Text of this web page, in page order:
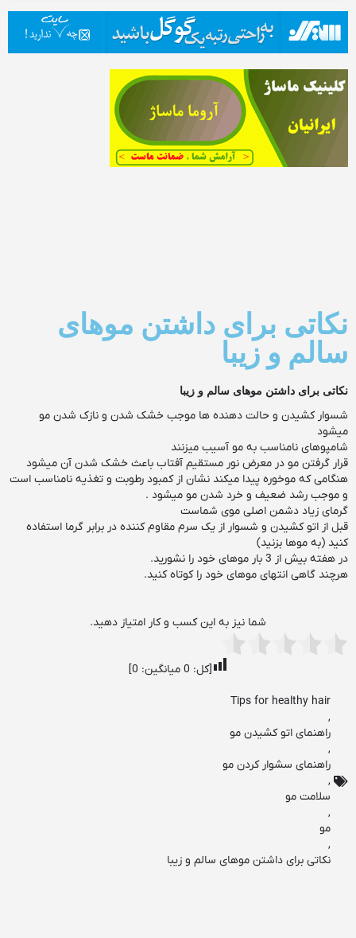
نکاتی برای داشتن موهای
سالم و زیبا
نکاتی برای داشتن موهای سالم و زیبا
شسوار کشیدن و حالت دهنده ها موجب خشک شدن و نازک شدن مو
میشود
شامپوهای نامناسب به مو آسیب میزنند
قرار گرفتن مو در معرض نور مستقیم آفتاب باعث خشک شدن آن میشود
هنگامی که موخوره پیدا میکند نشان از کمبود رطوبت و تغذیه نامناسب است
و موجب رشد ضعیف و خرد شدن مو میشود .
گرمای زیاد دشمن اصلی موی شماست
قبل از اتو کشیدن و شسوار از یک سرم مقاوم کننده در برابر گرما استفاده
کنید (به موها بزنید)
در هفته بیش از 3 بار موهای خود را نشورید.
هرچند گاهی انتهای موهای خود را کوتاه کنید.
شما نیز به این کسب و کار امتیاز دهید.
[کل:0 میانگین:0
]
Tips for healthy hair
راهنمای اتو کشیدن مو
راهنمای سشوار کردن مو
,
سلامت مو
مو
نکاتی برای داشتن موهای سالم و زیبا